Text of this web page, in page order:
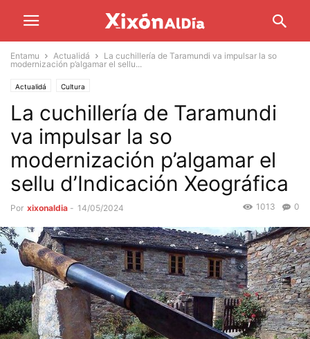
Entamu Actualidá
La cuchillería de Taramundi va impulsar la so
modernización p’algamar el sellu...
Actualidá Cultura
La cuchillería de Taramundi
va impulsar la so
modernización p’algamar el
sellu d’Indicación Xeográfica
Por xixonaldia - 14/05/2024 0
1013